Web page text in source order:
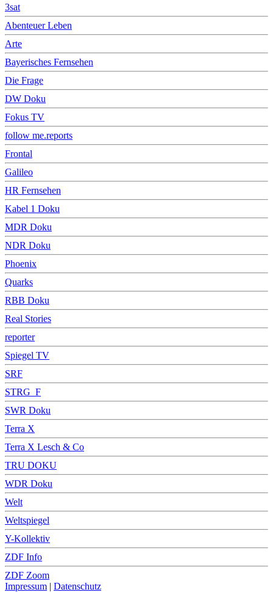
3sat
Abenteuer Leben
Arte
Bayerisches Fernsehen
Die Frage
DW Doku
Fokus TV
follow me.reports
Frontal
Galileo
HR Fernsehen
Kabel 1 Doku
MDR Doku
NDR Doku
Phoenix
Quarks
RBB Doku
Real Stories
reporter
Spiegel TV
SRF
STRG_F
SWR Doku
Terra X
Terra X Lesch & Co
TRU DOKU
WDR Doku
Welt
Weltspiegel
Y-Kollektiv
ZDF Info
ZDF Zoom
Impressum | Datenschutz